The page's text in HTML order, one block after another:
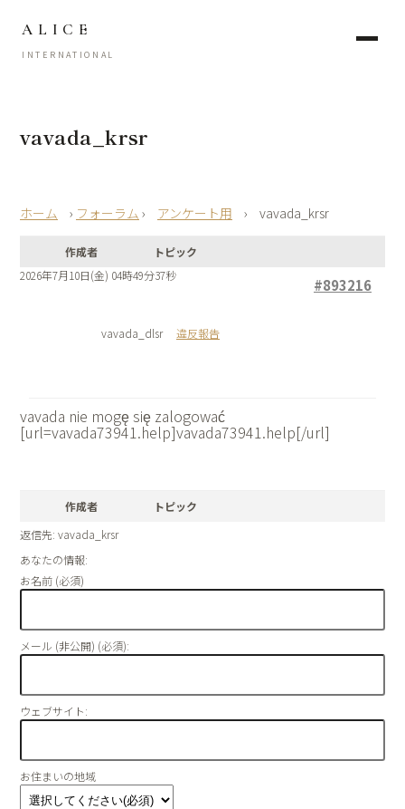
ALICE
INTERNATIONAL
vavada_krsr
› フォーラム › アンケート用 › vavada_krsr
作成者
トピック
2026年7月10日(金) 04時49分37秒
#893216
vavada_dlsr 違反報告
vavada nie mogę się zalogować
[url=vavada73941.help]vavada73941.help[/url]
作成者
トピック
返信先: vavada_krsr
あなたの情報:
お名前 (必須)
メール (非公開) (必須):
ウェブサイト:
お住まいの地域